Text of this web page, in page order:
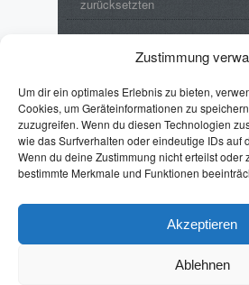
Zustimmung
Um dir ein optimales Erlebnis zu bieten,
Cookies, um Geräteinformationen zu
zuzugreifen. Wenn du diesen Technologien
wie das Surfverhalten oder eindeutige IDs auf
Wenn du deine Zustimmung nicht erteilst oder
bestimmte Merkmale und Funktionen
Akzeptieren
Ablehnen
zurücksetzten
LoRa8 kit – Upgrade auf
EmilzuToshiba Satellite A300
Passwort zurücksetzten
Puff LotharzuToshiba Satellite
Batch: Format von
Toshiba Satellite